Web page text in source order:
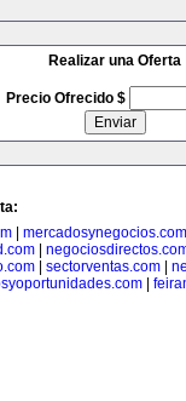
Realizar una Oferta
Precio Ofrecido $
mercadosynegocios.com
| sectorventas.com|